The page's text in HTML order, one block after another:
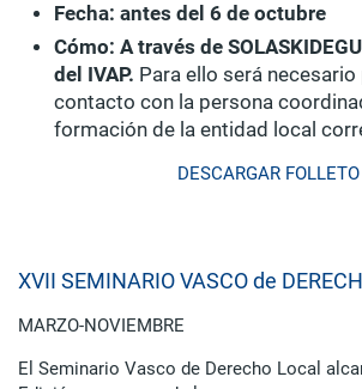
Fecha: antes del 6 de octubre
Cómo: A través de
del IVAP. Para ello será necesario
contacto con la persona
formación de la entidad local
DESCARGAR FOLLETO
XVII SEMINARIO VASCO de
MARZO-NOVIEMBRE
El Seminario Vasco de Derecho Local